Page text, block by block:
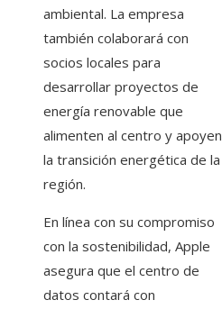
ambiental. La empresa
también colaborará con
socios locales para
desarrollar proyectos de
energía renovable que
alimenten al centro y apoyen
la transición energética de la
región.
En línea con su compromiso
con la sostenibilidad, Apple
asegura que el centro de
datos contará con